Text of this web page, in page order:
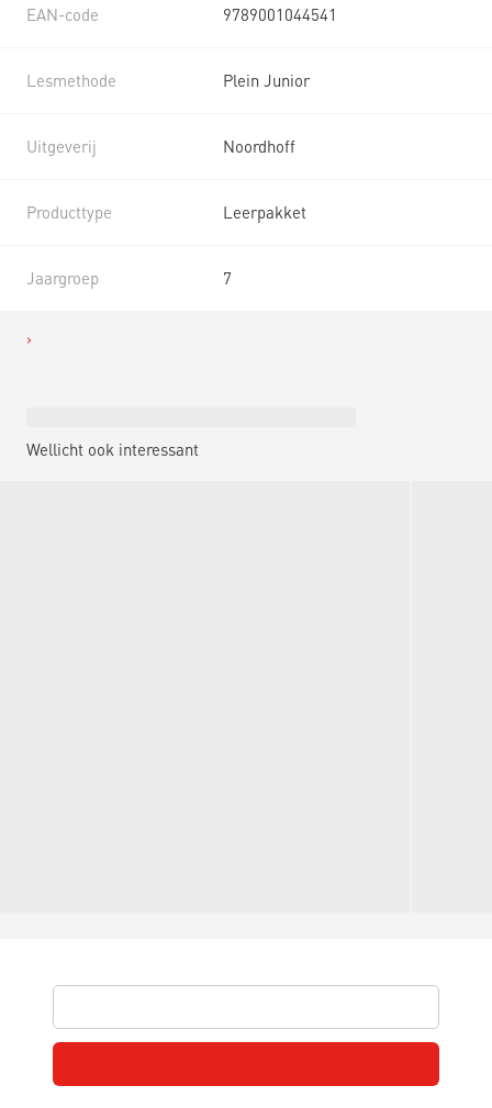
EAN-code 9789001044541
Lesmethode Plein Junior
Uitgeverij Noordhoff
Producttype Leerpakket
Jaargroep 7
Wellicht ook interessant